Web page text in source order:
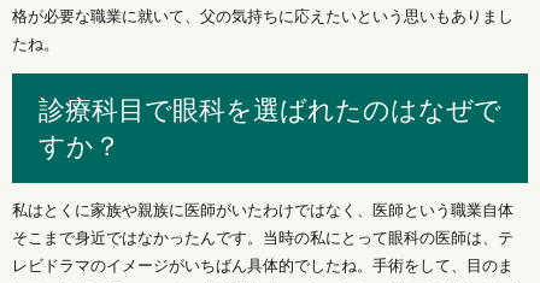
格が必要な職業に就いて、父の気持ちに応えたいという思いもありまし
たね。
診療科目で眼科を選ばれたのはなぜで
すか？
私はとくに家族や親族に医師がいたわけではなく、医師という職業自体
そこまで身近ではなかったんです。当時の私にとって眼科の医師は、テ
レビドラマのイメージがいちばん具体的でしたね。手術をして、目のま